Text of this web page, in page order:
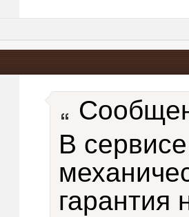
В
гарантия